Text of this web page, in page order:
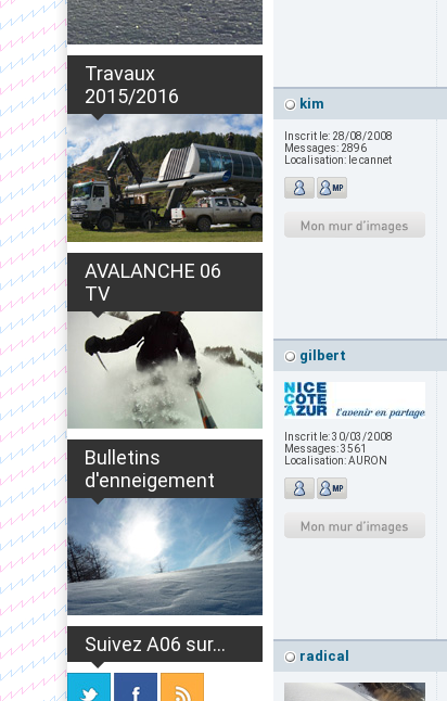
Travaux
2015/2016
AVALANCHE 06
TV
Bulletins
d'enneigement
Suivez A06 sur...
kim
Inscrit le: 28/08/2008
Messages: 2896
Localisation: le cannet
gilbert
Inscrit le:30/03/2008
Messages:3561
Localisation:AURON
radical